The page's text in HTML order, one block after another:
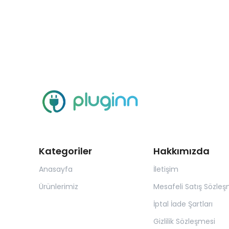
Kategoriler
Anasayfa
Ürünlerimiz
Hakkımızda
İletişim
Mesafeli Satış
İptal İade Şartları
Gizlilik Sözleşmesi